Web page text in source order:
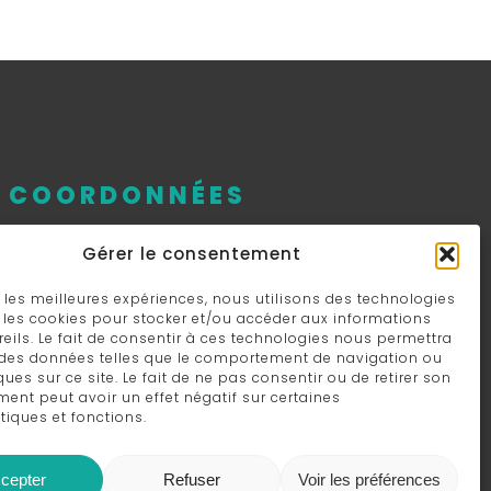
Gérer le consentement
les meilleures expériences, nous utilisons des technologies
cookies pour stocker et/ou accéder aux informations
Le fait de consentir à ces technologies nous permettra
données telles que le comportement de navigation ou
sur ce site. Le fait de ne pas consentir ou de retirer son
peut avoir un effet négatif sur certaines
et fonctions.
Refuser Voir les préférences
COORDONNÉES
384, rue de Saint-Jovite,
Mont-Tremblant, QC J8E 0R1
819 425-8889